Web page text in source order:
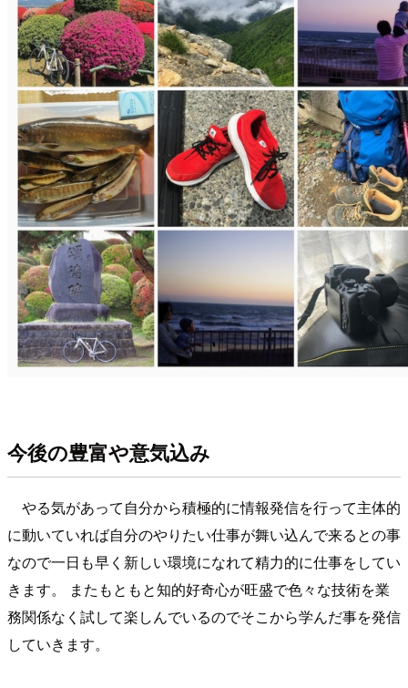
今後の豊富や意気込み
やる気があって自分から積極的に情報発信を行って主体的
に動いていれば自分のやりたい仕事が舞い込んで来るとの事
なので一日も早く新しい環境になれて精力的に仕事をしてい
きます。 またもともと知的好奇心が旺盛で色々な技術を業
務関係なく試して楽しんでいるのでそこから学んだ事を発信
していきます。